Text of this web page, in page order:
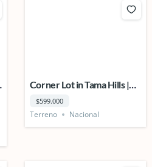
Corner Lot in Tama Hills |
Ready for Development –
Tamarindo Costa Rica.
$599.000
Terreno Nacional